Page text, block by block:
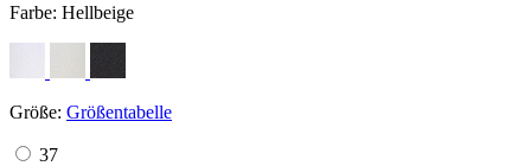
Farbe: Hellbeige
Größe: Größentabelle
37